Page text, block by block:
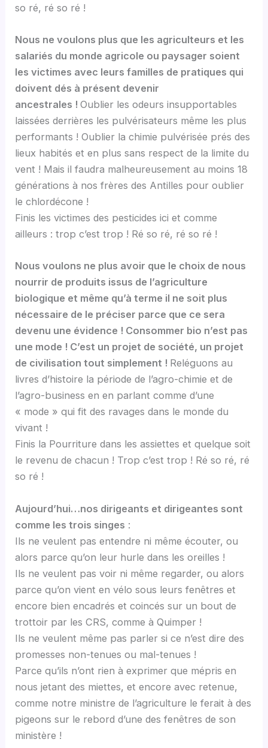
so ré, ré so ré !
Nous ne voulons plus que les agriculteurs et les
salariés du monde agricole ou paysager soient
les victimes avec leurs familles de pratiques qui
doivent dés à présent devenir
ancestrales !Oublier les odeurs insupportables
laissées derrières les pulvérisateurs même les plus
performants ! Oublier la chimie pulvérisée prés des
lieux habités et en plus sans respect de la limite du
vent ! Mais il faudra malheureusement au moins 18
générations à nos frères des Antilles pour oublier
le chlordécone !
Finis les victimes des pesticides ici et comme
ailleurs : trop c’est trop ! Ré so ré, ré so ré !
Nous voulons ne plus avoir que le choix de nous
nourrir de produits issus de l’agriculture
biologique et même qu’à terme il ne soit plus
nécessaire de le préciser parce que ce sera
devenu une évidence ! Consommer bio n’est pas
une mode ! C’est un projet de société, un projet
de civilisation tout simplement ! Reléguons au
livres d’histoire la période de l’agro-chimie et de
l’agro-business en en parlant comme d’une
« mode » qui fit des ravages dans le monde du
vivant !
Finis la Pourriture dans les assiettes et quelque soit
le revenu de chacun ! Trop c’est trop ! Ré so ré, ré
so ré !
Aujourd’hui…nos dirigeants et dirigeantes sont
comme les trois singes :
Ils ne veulent pas entendre ni même écouter, ou
alors parce qu’on leur hurle dans les oreilles !
Ils ne veulent pas voir ni même regarder, ou alors
parce qu’on vient en vélo sous leurs fenêtres et
encore bien encadrés et coincés sur un bout de
trottoir par les CRS, comme à Quimper !
Ils ne veulent même pas parler si ce n’est dire des
promesses non-tenues ou mal-tenues !
Parce qu’ils n’ont rien à exprimer que mépris en
nous jetant des miettes, et encore avec retenue,
comme notre ministre de l’agriculture le ferait à des
pigeons sur le rebord d’une des fenêtres de son
ministère !